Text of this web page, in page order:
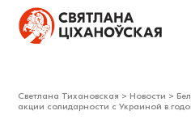
Светлана Тихановская > Новости >
акции солидарности с Украиной в